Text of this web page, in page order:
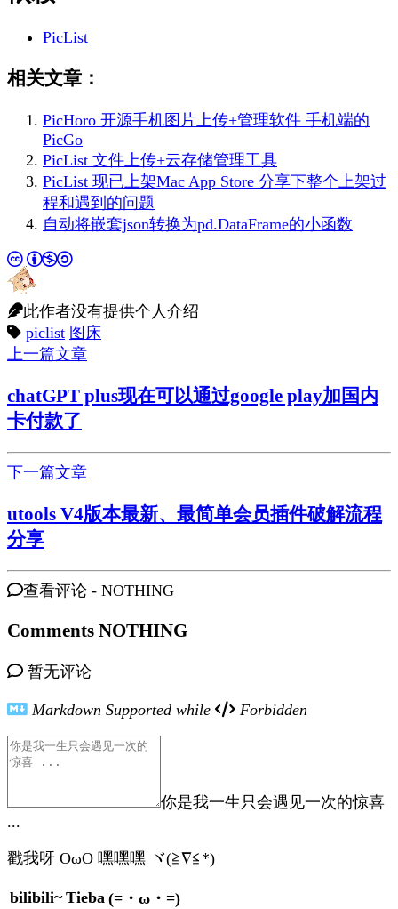
PicList
相关文章：
PicHoro 开源手机图片上传+管理软件 手机端的
PicGo
PicList 文件上传+云存储管理工具
PicList 现已上架Mac App Store 分享下整个上架过
程和遇到的问题
自动将嵌套json转换为pd.DataFrame的小函数
此作者没有提供个人介绍
piclist 图床
上一篇文章
chatGPT plus现在可以通过google play加国内
卡付款了
下一篇文章
utools V4版本最新、最简单会员插件破解流程
分享
查看评论 - NOTHING
Comments NOTHING
暂无评论
Markdown Supported while Forbidden
你是我一生只会遇见一次的惊喜
...
戳我呀 OωO 嘿嘿嘿 ヾ(≧∇≦*)ゝ
bilibili~ Tieba (=・ω・=)